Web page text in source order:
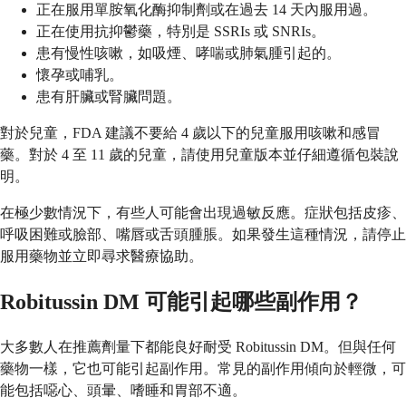
正在服用單胺氧化酶抑制劑或在過去 14 天內服用過。
正在使用抗抑鬱藥，特別是 SSRIs 或 SNRIs。
患有慢性咳嗽，如吸煙、哮喘或肺氣腫引起的。
懷孕或哺乳。
患有肝臟或腎臟問題。
對於兒童，FDA 建議不要給 4 歲以下的兒童服用咳嗽和感冒
藥。對於 4 至 11 歲的兒童，請使用兒童版本並仔細遵循包裝說
明。
在極少數情況下，有些人可能會出現過敏反應。症狀包括皮疹、
呼吸困難或臉部、嘴唇或舌頭腫脹。如果發生這種情況，請停止
服用藥物並立即尋求醫療協助。
Robitussin DM 可能引起哪些副作用？
大多數人在推薦劑量下都能良好耐受 Robitussin DM。但與任何
藥物一樣，它也可能引起副作用。常見的副作用傾向於輕微，可
能包括噁心、頭暈、嗜睡和胃部不適。